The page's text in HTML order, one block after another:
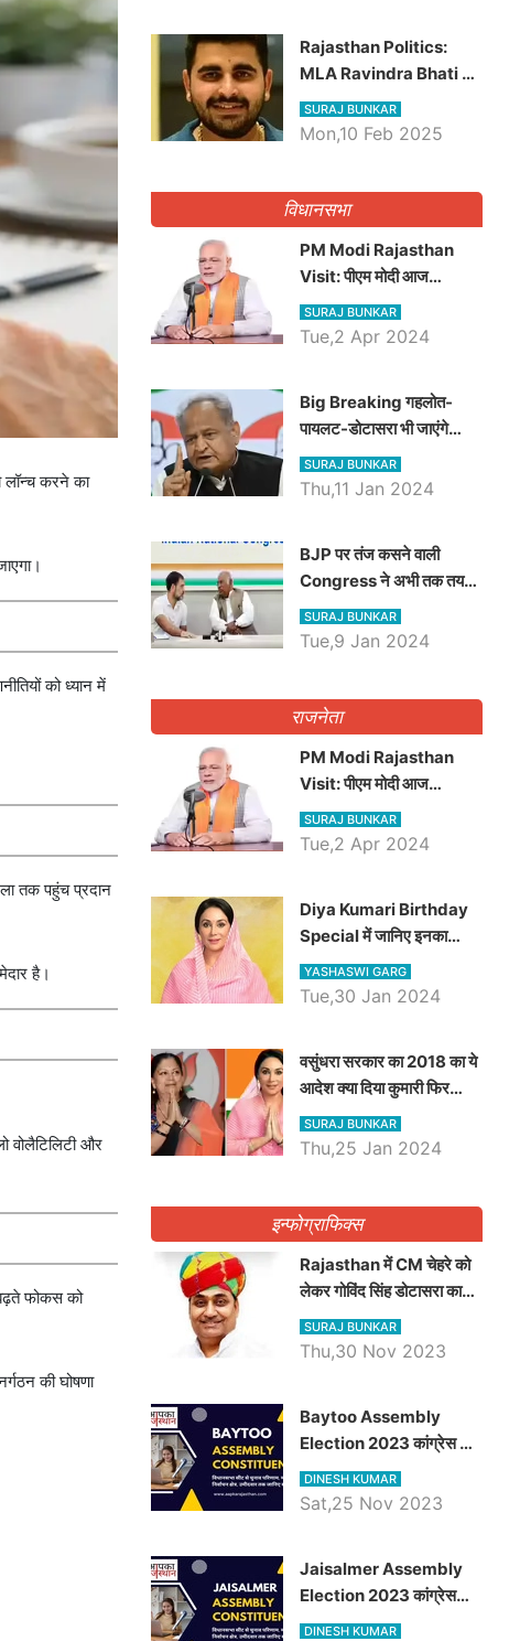
लॉन्च करने का
को ध्यान में
तक पहुंच प्रदान
है।
वोलैटिलिटी और
फोकस को
की घोषणा
Rajasthan Politics:
MLA Ravindra Bhati ने
प्रदेश की शिक्षा व्यवस्था पर
उठाए सवाल, Madan
SURAJ BUNKAR
Mon,10 Feb 2025
विधानसभा
PM Modi Rajasthan
Visit: पीएम मोदी आज
राजस्थान में कोटपूतली में करेंगे
विशाल रैली, एक सभा से 8 सीटों
SURAJ BUNKAR
Tue,2 Apr 2024
Big Breaking गहलोत-
पायलट-डोटासरा भी जाएंगे
अयोध्या, करेंगे रामलला के दर्शन
SURAJ BUNKAR
Thu,11 Jan 2024
BJP पर तंज कसने वाली
Congress ने अभी तक तय
नहीं किया नेता प्रतिपक्ष, जानें
कौन होगा दावेदार
SURAJ BUNKAR
Tue,9 Jan 2024
राजनेता
PM Modi Rajasthan
Visit: पीएम मोदी आज
राजस्थान में कोटपूतली में करेंगे
विशाल रैली, एक सभा से 8 सीटों
SURAJ BUNKAR
Tue,2 Apr 2024
Diya Kumari Birthday
Special में जानिए इनका
राजकुमारी से राजस्थान की
डिप्टी सीएम बनने तक का सफर,
YASHASWI GARG
Tue,30 Jan 2024
वसुंधरा सरकार का 2018 का ये
आदेश क्या दिया कुमारी फिर
करेंगी लागू? कांग्रेस सरकार ने
किया था निरस्त
SURAJ BUNKAR
Thu,25 Jan 2024
इन्फोग्राफिक्स
Rajasthan में CM चेहरे को
लेकर गोविंद सिंह डोटासरा का
बड़ा बयान आया सामने, जानें
विचार
SURAJ BUNKAR
Thu,30 Nov 2023
Baytoo Assembly
Election 2023 कांग्रेस से
हरीश चौधरी तो बालाराम मुंड होंगे
भाजपा उम्मीदवार, जानिये बायतू
DINESH KUMAR
Sat,25 Nov 2023
​​​​​​​Jaisalmer Assembly
Election 2023 कांग्रेस
रूपा राम मेघवाल तो छोटु सिंह
DINESH KUMAR